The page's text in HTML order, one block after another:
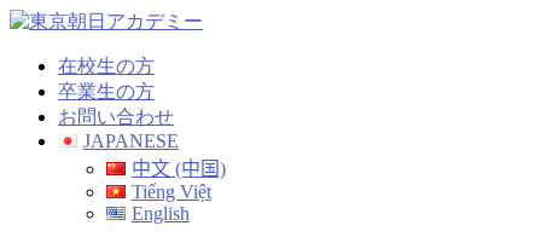
コ
在校生の方
卒業生の方
お問い合わせ
JAPANESE
中文 (中国)
Tiếng Việt
English